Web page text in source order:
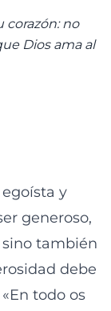
corazón: no
Dios ama al
y
generoso,
también
debe
todo os